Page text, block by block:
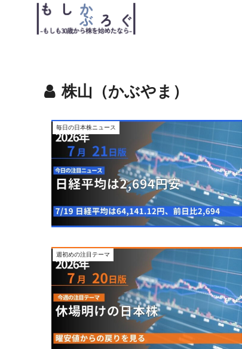
株山（かぶやま）
毎日の日本株ニュース
週初めの注目テーマ